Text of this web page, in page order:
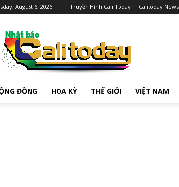
August 6, 2026 Truyền Hình Cali Today Calitoday News
ĐỒNG HOA KỲ THẾ GIỚI VIỆT NAM